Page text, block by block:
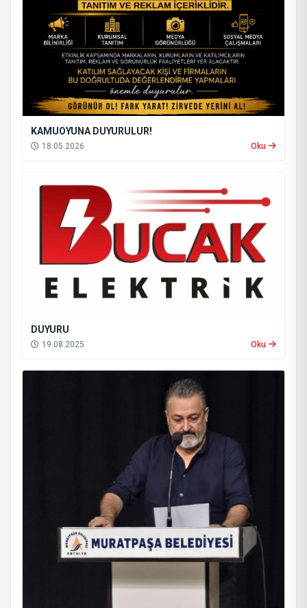
KAMUOYUNA DUYURULUR!
18.05.2026 Oku
DUYURU
19.08.2025 Oku